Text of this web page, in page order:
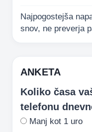
Najpogostejša
snov, ne preverja
ANKETA
Koliko časa
telefonu
Manj kot 1 uro